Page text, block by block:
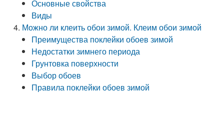
Основные свойства
Виды
Можно ли клеить обои зимой. Клеим обои зимой
Преимущества поклейки обоев зимой
Недостатки зимнего периода
Грунтовка поверхности
Выбор обоев
Правила поклейки обоев зимой